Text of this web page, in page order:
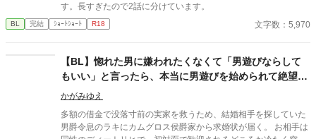
す。長すぎたので2話に分けています。
BL 完結 ｼｮｰﾄｼｮｰﾄ R18 文字数：5,970
【BL】惚れた男に嫌われたくなくて「男遊びならして
もいい」と言ったら、本当に男遊びを始められて絶望し
ている侯爵令息の話
かがみゆえ
多額の借金で没落寸前の実家を救うため、結婚相手を探していた
男爵令息のラキにカムグロス侯爵家から求婚状が届く。 お相手は